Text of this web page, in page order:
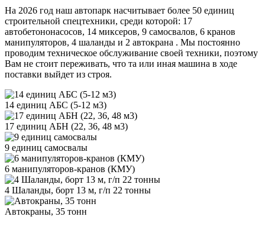
На 2026 год наш автопарк насчитывает более 50 единиц
строительной спецтехники, среди которой: 17
автобетононасосов, 14 миксеров, 9 самосвалов, 6 кранов
манипуляторов, 4 шаланды и 2 автокрана . Мы постоянно
проводим техническое обслуживание своей техники, поэтому
Вам не стоит переживать, что та или иная машина в ходе
поставки выйдет из строя.
14 единиц АБС (5-12 м3)
17 единиц АБН (22, 36, 48 м3)
9 единиц самосвалы
6 манипуляторов-кранов (КМУ)
4 Шаланды, борт 13 м, г/п 22 тонны
Автокраны, 35 тонн